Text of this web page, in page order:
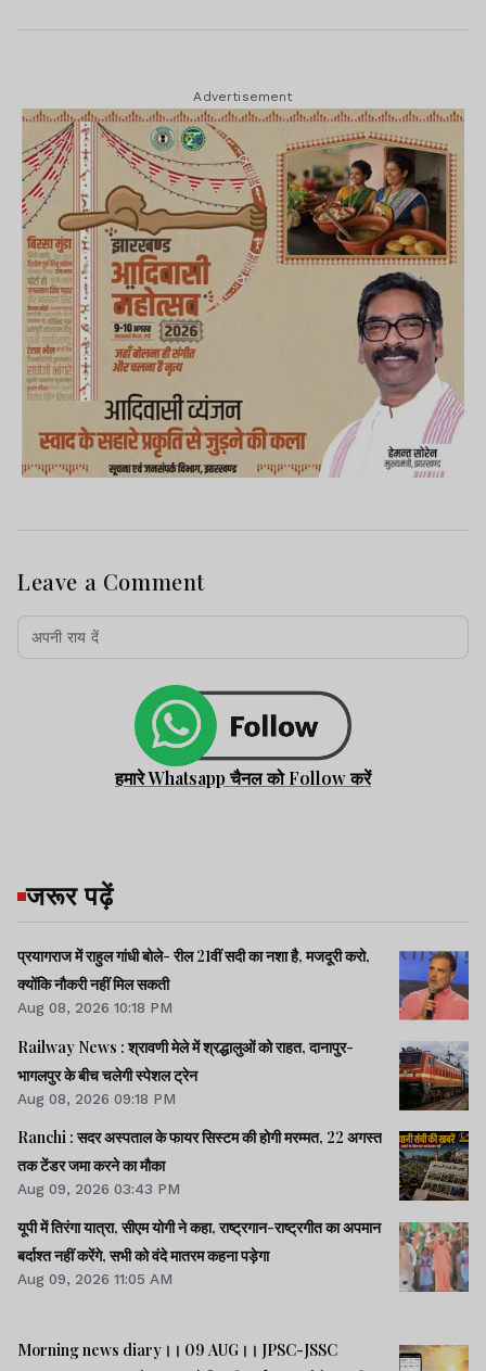
Advertisement
Leave a Comment
हमारे Whatsapp चैनल को Follow करें
जरूर पढ़ें
प्रयागराज में राहुल गांधी बोले- रील 21वीं सदी का नशा है, मजदूरी करो,
क्योंकि नौकरी नहीं मिल सकती
Aug 08, 2026 10:18 PM
Railway News : श्रावणी मेले में श्रद्धालुओं को राहत, दानापुर-
भागलपुर के बीच चलेगी स्पेशल ट्रेन
Aug 08, 2026 09:18 PM
Ranchi : सदर अस्पताल के फायर सिस्टम की होगी मरम्मत, 22 अगस्त
तक टेंडर जमा करने का मौका
Aug 09, 2026 03:43 PM
यूपी में तिरंगा यात्रा, सीएम योगी ने कहा, राष्ट्रगान-राष्ट्रगीत का अपमान
बर्दाश्त नहीं करेंगे, सभी को वंदे मातरम कहना पड़ेगा
Aug 09, 2026 11:05 AM
Morning news diary।। 09 AUG।। JPSC-JSSC